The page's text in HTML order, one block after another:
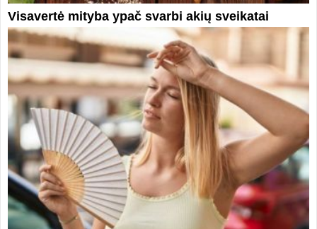
Visavertė mityba ypač svarbi akių sveikatai